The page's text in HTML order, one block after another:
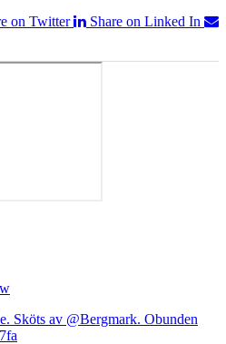
on Twitter
Share on Linked In
Sköts av @Bergmark. Obunden